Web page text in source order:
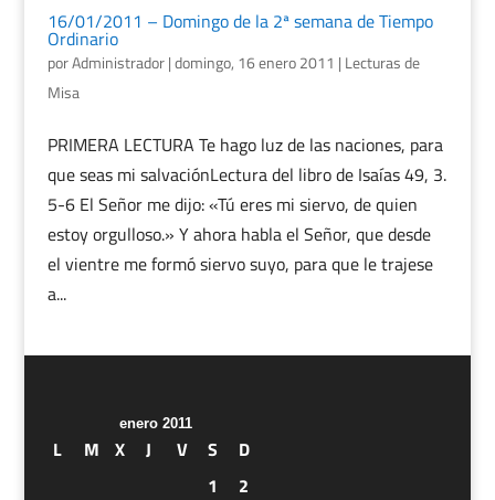
16/01/2011 – Domingo de la 2ª semana de Tiempo
Ordinario
porAdministrador|domingo, 16 enero 2011 | Lecturas de
Misa
PRIMERA LECTURA Te hago luz de las naciones, para
que seas mi salvaciónLectura del libro de Isaías 49, 3.
5-6 El Señor me dijo: «Tú eres mi siervo, de quien
estoy orgulloso.» Y ahora habla el Señor, que desde
el vientre me formó siervo suyo, para que le trajese
a...
enero 2011
L M X J V S
D
1
2